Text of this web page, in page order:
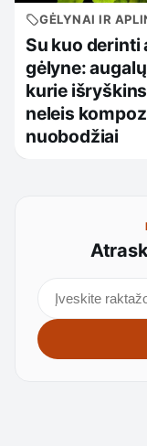
GĖLYNAI IR
Su kuo derinti
gėlyne:
kurie
neleis
nuobodžiai